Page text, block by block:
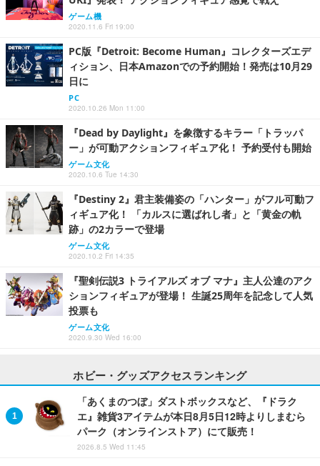
ゲーム機
2020.11.6 Fri 19:00
PC版『Detroit: Become Human』コレクターズエデ
ィション、日本Amazonでの予約開始！発売は10月29
日に
PC
2020.10.26 Mon 11:00
『Dead by Daylight』を象徴するキラー「トラッパ
ー」が可動アクションフィギュア化！ 予約受付も開始
ゲーム文化
2020.10.6 Tue 14:30
『Destiny 2』君主装備姿の「ハンター」がフル可動フ
ィギュア化！ 「カルスに選ばれし者」と「黄金の軌
跡」の2カラーで登場
ゲーム文化
2020.10.2 Fri 14:35
『聖剣伝説3 トライアルズ オブ マナ』主人公達のアク
ションフィギュアが登場！ 生誕25周年を記念して人気
投票も
ゲーム文化
2020.9.30 Wed 16:00
ホビー・グッズアクセスランキング
「あくまのつぼ」ダストボックスなど、『ドラク
エ』雑貨3アイテムが本日8月5日12時よりしまむら
パーク（オンラインストア）にて販売！
2026.8.5 Wed 11:45